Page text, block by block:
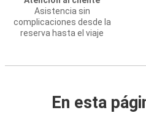
Asistencia sin
complicaciones desde la
reserva hasta el viaje
En esta